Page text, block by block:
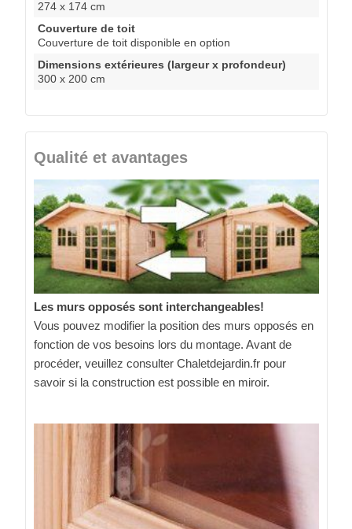
274 x 174 cm
Couverture de toit
Couverture de toit disponible en option
Dimensions extérieures (largeur x profondeur)
300 x 200 cm
Qualité et avantages
Les murs opposés sont interchangeables!
Vous pouvez modifier la position des murs opposés en
fonction de vos besoins lors du montage. Avant de
procéder, veuillez consulter Chaletdejardin.fr pour
savoir si la construction est possible en miroir.